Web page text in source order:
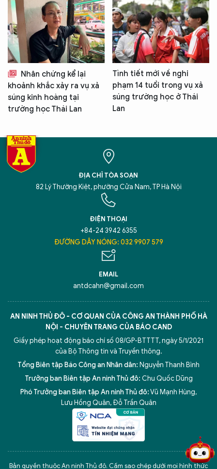
Nhân chứng kể lại
khoảnh khắc xảy ra vụ xả
súng kinh hoàng tại
trường học Thái Lan
Tình tiết mới về nghi
phạm 14 tuổi trong vụ xả
súng trường học ở Thái
Lan
ĐỊA CHỈ TÒA SOẠN
82 Lý Thường Kiệt, phường Cửa Nam, TP Hà Nội
ĐIỆN THOẠI
+84-24 3942 6355
ĐƯỜNG DÂY NÓNG: 032 9907 579
EMAIL
antdcahn@gmail.com
AN NINH THỦ ĐÔ - CƠ QUAN CỦA CÔNG AN THÀNH PHỐ HÀ
NỘI - CHUYÊN TRANG CỦA BÁO CAND
Giấy phép hoạt động báo chí số 08/GP-BTTTT, ngày 5/1/2021
của Bộ Thông tin và Truyền thông.
Tổng Biên tập Báo Công an Nhân dân: Nguyễn Thanh Bình
Trưởng ban Biên tập An ninh Thủ đô: Chu Quốc Dũng
Phó Trưởng ban Biên tập An ninh Thủ đô:Vũ Mạnh Hùng,
Lưu Hồng Quân, Đỗ Trần Quân
Bản quyền thuộc An ninh Thủ đô. Cấm sao chép dưới mọi hình thức
5 điểm nghẽn của Hà Nội giải pháp xử lý điểm nghẽn của